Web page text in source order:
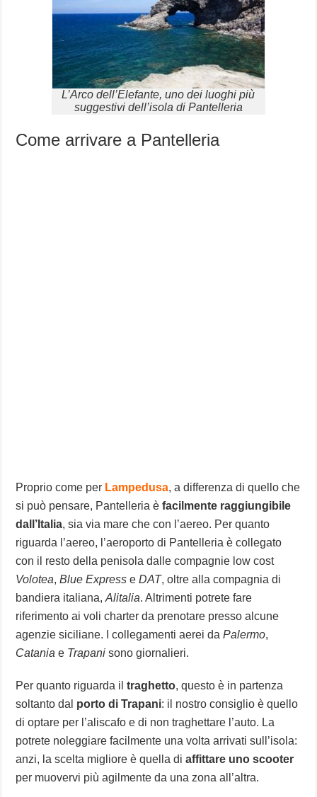
L’Arco dell’Elefante, uno dei luoghi più
suggestivi dell’isola di Pantelleria
Come arrivare a Pantelleria
Proprio come per Lampedusa, a differenza di quello che
si può pensare, Pantelleria èfacilmente raggiungibile
dall’Italia, sia via mare che con l’aereo. Per quanto
riguarda l’aereo, l’aeroporto di Pantelleria è collegato
con il resto della penisola dalle compagnie low cost
Volotea,Blue Express eDAT, oltre alla compagnia di
bandiera italiana,Alitalia. Altrimenti potrete fare
riferimento ai voli charter da prenotare presso alcune
agenzie siciliane. I collegamenti aerei daPalermo,
Catania e Trapani sono giornalieri.
Per quanto riguarda iltraghetto, questo è in partenza
soltanto dal porto di Trapani: il nostro consiglio è quello
di optare per l’aliscafo e di non traghettare l’auto. La
potrete noleggiare facilmente una volta arrivati sull’isola:
anzi, la scelta migliore è quella diaffittare uno scooter
per muovervi più agilmente da una zona all’altra.